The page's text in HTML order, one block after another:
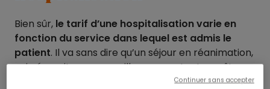
Bien sûr, le tarif d’une hospitalisation varie en
fonction du service dans lequel est admis le
patient. Il va sans dire qu’un séjour en réanimation,
qui nécessite une surveillance constante, coûte
plus cher qu’une admission pour une petite
Continuer sans accepter